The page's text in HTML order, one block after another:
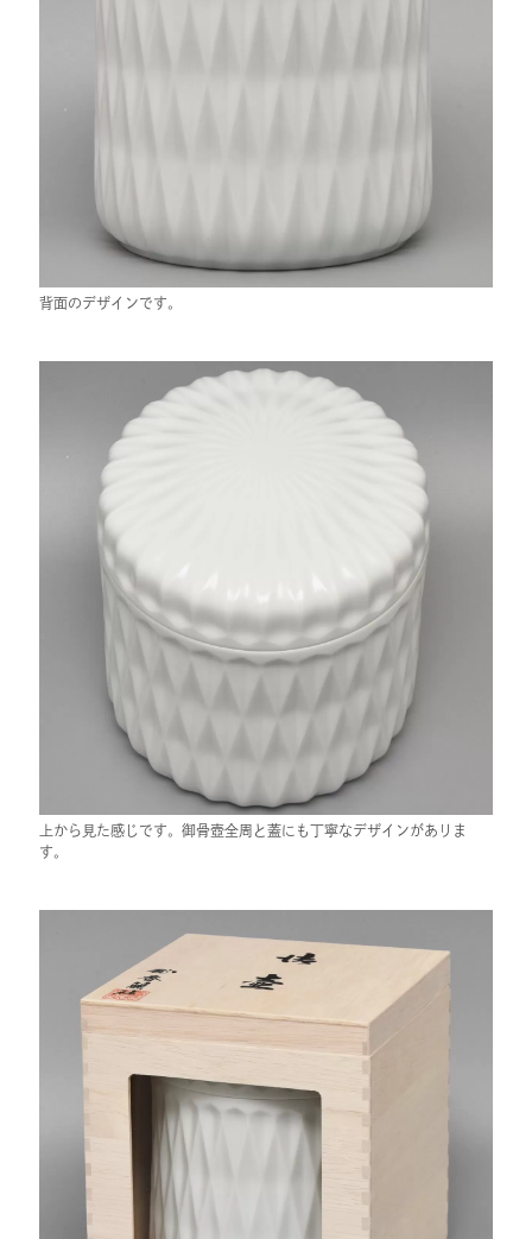
背面のデザインです。
上から見た感じです。御骨壺全周と蓋にも丁寧なデザインがありま
す。